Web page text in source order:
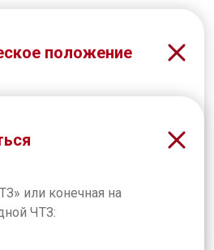
положение
района Челябинска,
Героев Танкограда,
ЧТЗ (либо от
или конечная на
ЧТЗ:
ЧТЗ. Источник фото: фонд